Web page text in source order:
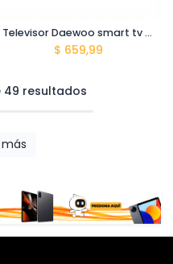
Televisor Daewoo smart tv andorid LED 65" 4k hdr DW65MTEN2 hdmi
$ 659,99
49 resultados